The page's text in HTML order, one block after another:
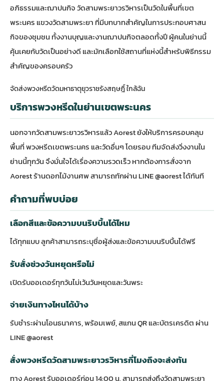
อภิธรรมและฌาปนกิจ วัดสามพระยาวรวิหารเป็นวัดในพื้นที่เขต
พระนคร แขวงวัดสามพระยา ที่มีบทบาทสำคัญในการประกอบศาสน
กิจของชุมชน ทั้งงานบุญและงานฌาปนกิจตลอดทั้งปี ผู้คนในย่านนี้
คุ้นเคยกับวัดเป็นอย่างดี และมักเลือกใช้สถานที่แห่งนี้สำหรับพิธีกรรม
สำคัญของครอบครัว
จัดส่งพวงหรีดวัดมหาธาตุยุวราชรังสฤษฎิ์ ใกล้ฉัน
บริการพวงหรีดในย่านเขตพระนคร
นอกจากวัดสามพระยาวรวิหารแล้ว Aorest ยังให้บริการครอบคลุม
พื้นที่พวงหรีดเขตพระนคร และวัดอื่นๆ โดยรอบ ทีมจัดส่งวิ่งงานใน
ย่านนี้ทุกวัน จึงมั่นใจได้เรื่องความรวดเร็ว หากต้องการสั่งจาก
Aorest ร้านดอกไม้งานศพสามารถทักผ่าน LINE @aorest ได้ทันที
คำถามที่พบบ่อย
เลือกสีและข้อความบนริบบิ้นได้ไหม
ได้ทุกแบบ ลูกค้าสามารถระบุชื่อผู้ส่งและข้อความบนริบบิ้นได้ฟรี
รับสั่งช่วงวันหยุดหรือไม่
เปิดรับออเดอร์ทุกวันไม่เว้นวันหยุดและวันพระ
จ่ายเงินทางไหนได้บ้าง
รับชำระผ่านโอนธนาคาร, พร้อมเพย์, สแกน QR และบัตรเครดิต ผ่าน
LINE @aorest
สั่งพวงหรีดวัดสามพระยาวรวิหารกี่โมงถึงจะส่งทัน
ทาง Aorest รับออเดอร์ก่อน 14:00 น. สามารถส่งถึงวัดสามพระยา